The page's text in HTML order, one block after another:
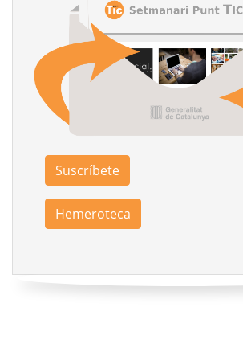
Suscríbete
Hemeroteca